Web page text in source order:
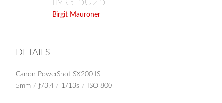
Birgit Mauroner
DETAILS
Canon PowerShot SX200 IS
5mm / ƒ/3.4 / 1/13s / ISO 800